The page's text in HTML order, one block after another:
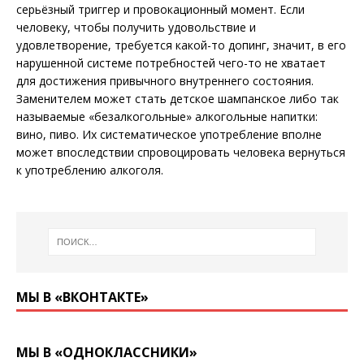
серьёзный триггер и провокационный момент. Если
человеку, чтобы получить удовольствие и
удовлетворение, требуется какой-то допинг, значит, в его
нарушенной системе потребностей чего-то не хватает
для достижения привычного внутреннего состояния.
Заменителем может стать детское шампанское либо так
называемые «безалкогольные» алкогольные напитки:
вино, пиво. Их систематическое употребление вполне
может впоследствии спровоцировать человека вернуться
к употреблению алкоголя.
МЫ В «ВКОНТАКТЕ»
МЫ В «ОДНОКЛАССНИКИ»